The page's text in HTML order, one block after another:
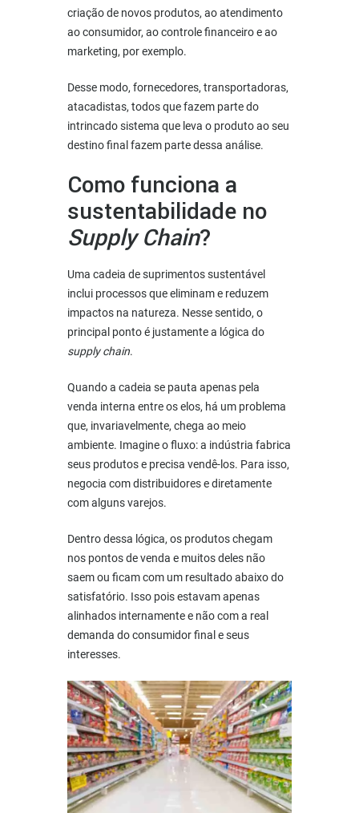
criação de novos produtos, ao atendimento
ao consumidor, ao controle financeiro e ao
marketing, por exemplo.
Desse modo, fornecedores, transportadoras,
atacadistas, todos que fazem parte do
intrincado sistema que leva o produto ao seu
destino final fazem parte dessa análise.
Como funciona a
sustentabilidade no
Supply Chain?
Uma cadeia de suprimentos sustentável
inclui processos que eliminam e reduzem
impactos na natureza. Nesse sentido, o
principal ponto é justamente a lógica do
supply chain.
Quando a cadeia se pauta apenas pela
venda interna entre os elos, há um problema
que, invariavelmente, chega ao meio
ambiente. Imagine o fluxo: a indústria fabrica
seus produtos e precisa vendê-los. Para isso,
negocia com distribuidores e diretamente
com alguns varejos.
Dentro dessa lógica, os produtos chegam
nos pontos de venda e muitos deles não
saem ou ficam com um resultado abaixo do
satisfatório. Isso pois estavam apenas
alinhados internamente e não com a real
demanda do consumidor final e seus
interesses.